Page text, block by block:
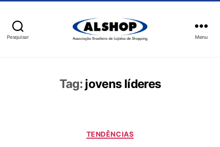
Pesquisar Menu
Tag: jovens líderes
TENDÊNCIAS